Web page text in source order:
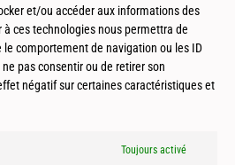
et/ou accéder aux informations des
ces technologies nous permettra de
comportement de navigation ou les ID
pas consentir ou de retirer son
négatif sur certaines caractéristiques et
Toujours activé